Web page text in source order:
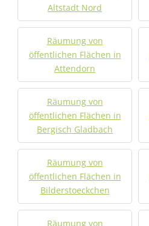
Altstadt Nord
Räumung von
öffentlichen Flächen in
Attendorn
Räumung von
öffentlichen Flächen in
Bergisch Gladbach
Räumung von
öffentlichen Flächen in
Bilderstoeckchen
Räumung von